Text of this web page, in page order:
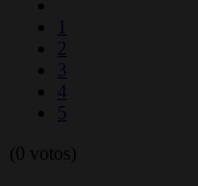
2
3
4
5
(0 votos)